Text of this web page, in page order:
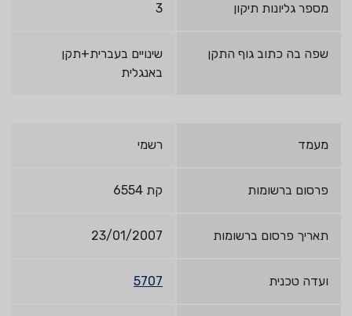
מספר גליונות תיקון 3
שפה בה כתוב גוף התקן
שינויים בעברית+תקן
באנגלית
מעמד רשמי
פרסום ברשומות קת 6554
תאריך פרסום ברשומות 23/01/2007
ועדה טכנית 5707